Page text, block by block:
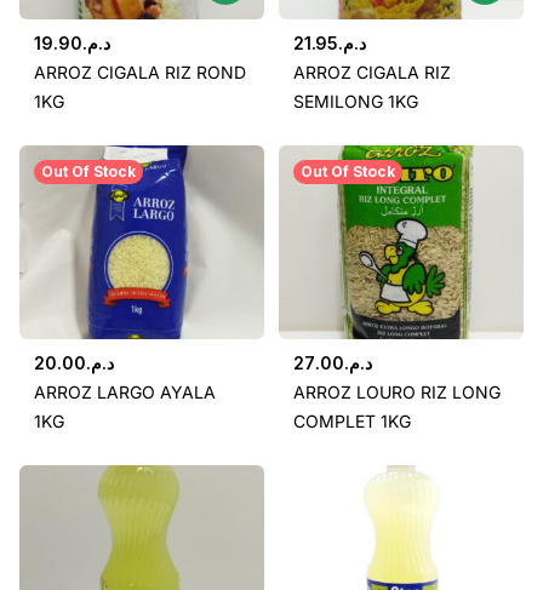
د.م.19.90
ARROZ CIGALA RIZ ROND
1KG
د.م.21.95
ARROZ CIGALA RIZ
SEMILONG 1KG
Out Of Stock
د.م.20.00
ARROZ LARGO AYALA
1KG
Out Of Stock
د.م.27.00
ARROZ LOURO RIZ LONG
COMPLET 1KG